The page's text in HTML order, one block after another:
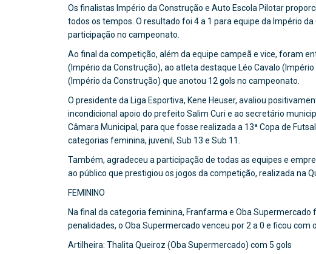
Os finalistas Império da Construção e Auto Escola Pilotar
todos os tempos. O resultado foi 4 a 1 para equipe da Império
participação no campeonato.
Ao final da competição, além da equipe campeã e vice, foram
(Império da Construção), ao atleta destaque Léo Cavalo
(Império da Construção) que anotou 12 gols no campeonato.
O presidente da Liga Esportiva, Kene Heuser, avaliou
incondicional apoio do prefeito Salim Curi e ao secretário
Câmara Municipal, para que fosse realizada a 13ª Copa de
categorias feminina, juvenil, Sub 13 e Sub 11.
Também, agradeceu a participação de todas as equipes e
ao público que prestigiou os jogos da competição, realizada na
FEMININO
Na final da categoria feminina, Franfarma e Oba
penalidades, o Oba Supermercado venceu por 2 a 0 e ficou com
Artilheira: Thalita Queiroz (Oba Supermercado) com 5 gols